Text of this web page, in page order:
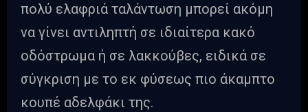
πολύ ελαφριά ταλάντωση μπορεί ακόμη
να γίνει αντιληπτή σε ιδιαίτερα κακό
οδόστρωμα ή σε λακκούβες, ειδικά σε
σύγκριση με το εκ φύσεως πιο άκαμπτο
κουπέ αδελφάκι της.